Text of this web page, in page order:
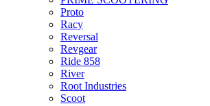
Proto
Racy
Reversal
Revgear
Ride 858
River
Root Industries
Scoot